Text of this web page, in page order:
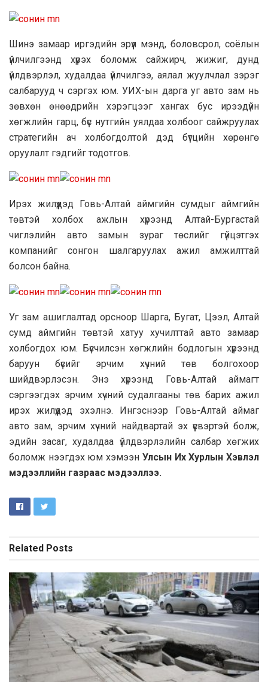
Шинэ замаар иргэдийн эрүүл мэнд, боловсрол, соёлын
үйлчилгээнд хүрэх боломж сайжирч, жижиг, дунд
үйлдвэрлэл, худалдаа үйлчилгээ, аялал жуулчлал зэрэг
салбарууд ч сэргэх юм. УИХ-ын дарга уг авто зам нь
зөвхөн өнөөдрийн хэрэгцээг хангах бус ирээдүйн
хөгжлийн гарц, бүс нутгийн уялдаа холбоог сайжруулах
стратегийн ач холбогдолтой дэд бүтцийн хөрөнгө
оруулалт гэдгийг тодотгов.
Ирэх жилүүдэд Говь-Алтай аймгийн сумдыг аймгийн
төвтэй холбох ажлын хүрээнд Алтай-Бургастай
чиглэлийн авто замын зураг төслийг гүйцэтгэх
компанийг сонгон шалгаруулах ажил амжилттай
болсон байна.
Уг зам ашиглалтад орсноор Шарга, Бугат, Цээл, Алтай
сумд аймгийн төвтэй хатуу хучилттай авто замаар
холбогдох юм. Бүсчилсэн хөгжлийн бодлогын хүрээнд
баруун бүсийг эрчим хүчний төв болгохоор
шийдвэрлэсэн. Энэ хүрээнд Говь-Алтай аймагт
сэргээгдэх эрчим хүчний судалгааны төв барих ажил
ирэх жилүүдэд эхэлнэ. Ингэснээр Говь-Алтай аймаг
авто зам, эрчим хүчний найдвартай эх үүсвэртэй болж,
эдийн засаг, худалдаа үйлдвэрлэлийн салбар хөгжих
боломж нээгдэх юм хэмээн Улсын Их Хурлын Хэвлэл
мэдээллийн газраас мэдээллээ.
Related Posts